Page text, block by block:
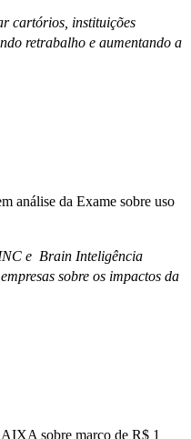
cartórios, instituições
retrabalho e aumentando a
análise da Exame sobre uso
e Brain Inteligência
sobre os impactos da
sobre marco de R$ 1